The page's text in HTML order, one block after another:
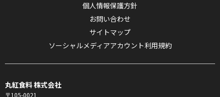
個人情報保護方針
お問い合わせ
サイトマップ
ソーシャルメディアアカウント利用規約
丸紅食料 株式会社
〒105-0021